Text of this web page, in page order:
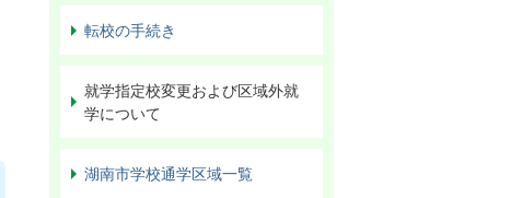
転校の手続き
就学指定校変更および区域外就
学について
湖南市学校通学区域一覧